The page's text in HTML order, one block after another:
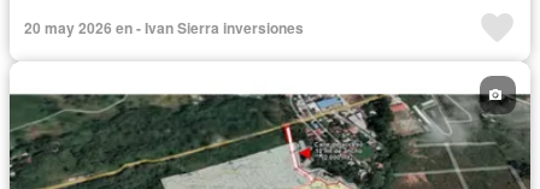
20 may 2026 en - Ivan Sierra inversiones